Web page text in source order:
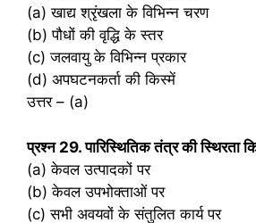
(a) खाद्य श्रृंखला के विभिन्न चरण
(b) पौधों की वृद्धि के स्तर
(c) जलवायु के विभिन्न प्रकार
(d) अपघटनकर्ता की किस्में
उत्तर – (a)
प्रश्‍न 29. पारिस्थितिक तंत्र की स्थिरता
(a) केवल उत्पादकों पर
(b) केवल उपभोक्ताओं पर
(c) सभी अवयवों के संतुलित कार्य पर